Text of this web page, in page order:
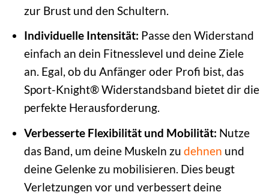
zur Brust und den Schultern.
Individuelle Intensität: Passe den Widerstand
einfach an dein Fitnesslevel und deine Ziele
an. Egal, ob du Anfänger oder Profi bist, das
Sport-Knight® Widerstandsband bietet dir die
perfekte Herausforderung.
Verbesserte Flexibilität und Mobilität: Nutze
das Band, um deine Muskeln zu dehnen und
deine Gelenke zu mobilisieren. Dies beugt
Verletzungen vor und verbessert deine